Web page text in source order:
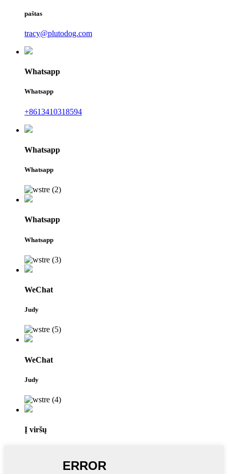
paštas
tracy@plutodog.com
Whatsapp
Whatsapp
+8613410318594
Whatsapp
Whatsapp
Whatsapp
Whatsapp
WeChat
Judy
WeChat
Judy
Į viršų